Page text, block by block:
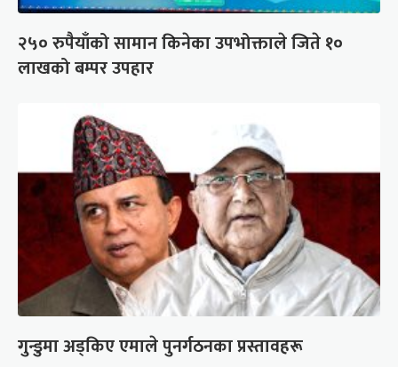
२५० रुपैयाँको सामान किनेका उपभोक्ताले जिते १०
लाखको बम्पर उपहार
गुन्डुमा अड्किए एमाले पुनर्गठनका प्रस्तावहरू